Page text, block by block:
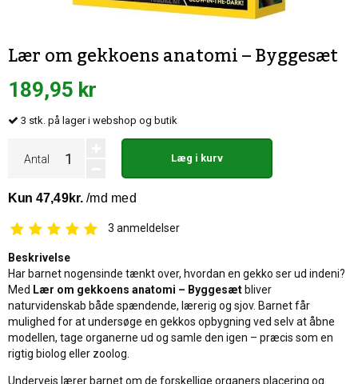
Lær om gekkoens anatomi – Byggesæt
189,95 kr
3 stk. på lager i webshop og butik
Antal Læg i kurv
3 anmeldelser
Beskrivelse
Har barnet nogensinde tænkt over, hvordan en gekko ser ud indeni?
Med Lær om gekkoens anatomi – Byggesæt bliver
naturvidenskab både spændende, lærerig og sjov. Barnet får
mulighed for at undersøge en gekkos opbygning ved selv at åbne
modellen, tage organerne ud og samle den igen – præcis som en
rigtig biolog eller zoolog.
Undervejs lærer barnet om de forskellige organers placering og